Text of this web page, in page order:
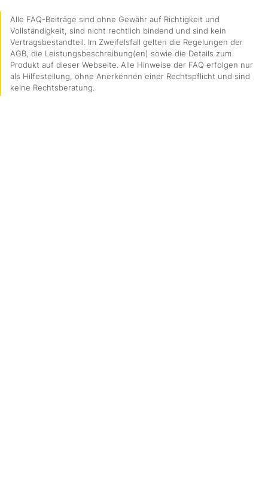
Alle FAQ-Beiträge sind ohne Gewähr auf Richtigkeit und
Vollständigkeit, sind nicht rechtlich bindend und sind kein
Vertragsbestandteil. Im Zweifelsfall gelten die Regelungen der
AGB, die Leistungsbeschreibung(en) sowie die Details zum
Produkt auf dieser Webseite. Alle Hinweise der FAQ erfolgen nur
als Hilfestellung, ohne Anerkennen einer Rechtspflicht und sind
keine Rechtsberatung.